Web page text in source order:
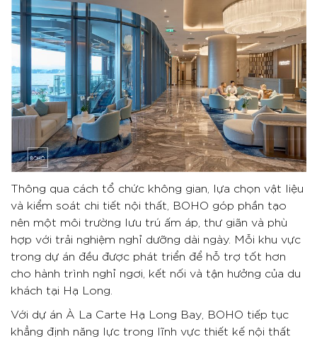
Thông qua cách tổ chức không gian, lựa chọn vật liệu
và kiểm soát chi tiết nội thất, BOHO góp phần tạo
nên một môi trường lưu trú ấm áp, thư giãn và phù
hợp với trải nghiệm nghỉ dưỡng dài ngày. Mỗi khu vực
trong dự án đều được phát triển để hỗ trợ tốt hơn
cho hành trình nghỉ ngơi, kết nối và tận hưởng của du
khách tại Hạ Long.
Với dự án À La Carte Hạ Long Bay, BOHO tiếp tục
khẳng định năng lực trong lĩnh vực thiết kế nội thất